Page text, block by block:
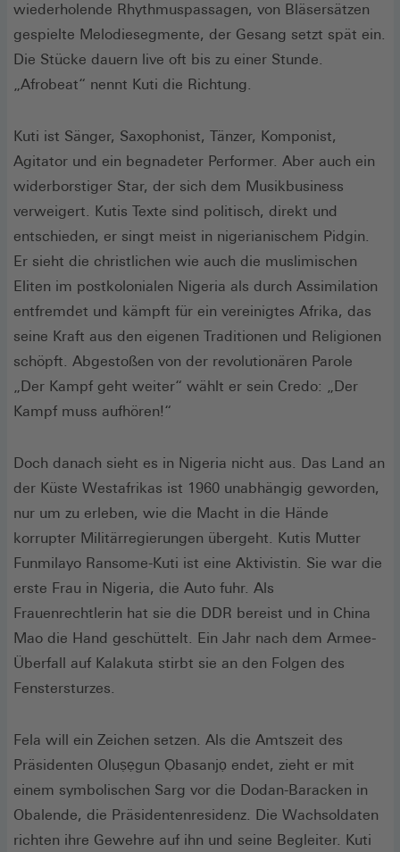
wiederholende Rhythmuspassagen, von Bläsersätzen
gespielte Melodiesegmente, der Gesang setzt spät ein.
Die Stücke dauern live oft bis zu einer Stunde.
„Afrobeat“ nennt Kuti die Richtung.
Kuti ist Sänger, Saxophonist, Tänzer, Komponist,
Agitator und ein begnadeter Performer. Aber auch ein
widerborstiger Star, der sich dem Musikbusiness
verweigert. Kutis Texte sind politisch, direkt und
entschieden, er singt meist in nigerianischem Pidgin.
Er sieht die christlichen wie auch die muslimischen
Eliten im postkolonialen Nigeria als durch Assimilation
entfremdet und kämpft für ein vereinigtes Afrika, das
seine Kraft aus den eigenen Traditionen und Religionen
schöpft. Abgestoßen von der revolutionären Parole
„Der Kampf geht weiter“ wählt er sein Credo: „Der
Kampf muss aufhören!“
Doch danach sieht es in Nigeria nicht aus. Das Land an
der Küste Westafrikas ist 1960 unabhängig geworden,
nur um zu erleben, wie die Macht in die Hände
korrupter Militärregierungen übergeht. Kutis Mutter
Funmilayo Ransome-Kuti ist eine Aktivistin. Sie war die
erste Frau in Nigeria, die Auto fuhr. Als
Frauenrechtlerin hat sie die DDR bereist und in China
Mao die Hand geschüttelt. Ein Jahr nach dem Armee-
Überfall auf Kalakuta stirbt sie an den Folgen des
Fenstersturzes.
Fela will ein Zeichen setzen. Als die Amtszeit des
Präsidenten Oluṣẹgun Ọbasanjọ endet, zieht er mit
einem symbolischen Sarg vor die Dodan-Baracken in
Obalende, die Präsidentenresidenz. Die Wachsoldaten
richten ihre Gewehre auf ihn und seine Begleiter. Kuti